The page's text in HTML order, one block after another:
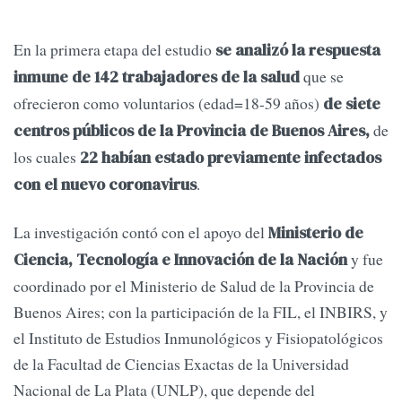
En la primera etapa del estudio se analizó la respuesta
inmune de 142 trabajadores de la saludque se
ofrecieron como voluntarios (edad=18-59 años) de siete
centros públicos de la Provincia de Buenos Aires,de
los cuales 22 habían estado previamente infectados
con el nuevo coronavirus.
La investigación contó con el apoyo delMinisterio de
Ciencia, Tecnología e Innovación de la Nacióny fue
coordinado por el Ministerio de Salud de la Provincia de
Buenos Aires; con la participación de la FIL, el INBIRS, y
el Instituto de Estudios Inmunológicos y Fisiopatológicos
de la Facultad de Ciencias Exactas de la Universidad
Nacional de La Plata (UNLP), que depende del